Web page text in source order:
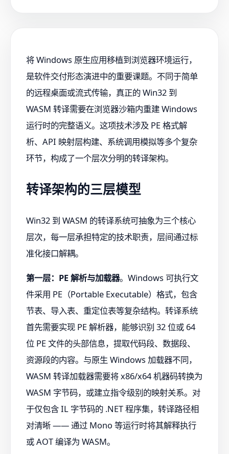
将 Windows 原生应用移植到浏览器环境运行，
是软件交付形态演进中的重要课题。不同于简单
的远程桌面或流式传输，真正的 Win32 到
WASM 转译需要在浏览器沙箱内重建 Windows
运行时的完整语义。这项技术涉及 PE 格式解
析、API 映射层构建、系统调用模拟等多个复杂
环节，构成了一个层次分明的转译架构。
转译架构的三层模型
Win32 到 WASM 的转译系统可抽象为三个核心
层次，每一层承担特定的技术职责，层间通过标
准化接口解耦。
第一层：PE 解析与加载器。Windows 可执行文
件采用 PE（Portable Executable）格式，包含
节表、导入表、重定位表等复杂结构。转译系统
首先需要实现 PE 解析器，能够识别 32 位或 64
位 PE 文件的头部信息，提取代码段、数据段、
资源段的内容。与原生 Windows 加载器不同，
WASM 转译加载器需要将 x86/x64 机器码转换为
WASM 字节码，或建立指令级别的映射关系。对
于仅包含 IL 字节码的 .NET 程序集，转译路径相
对清晰 —— 通过 Mono 等运行时将其解释执行
或 AOT 编译为 WASM。